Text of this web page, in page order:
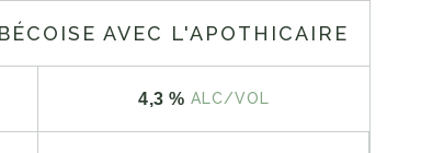
AVEC L'APOTHICAIRE
4,3 % ALC/VOL